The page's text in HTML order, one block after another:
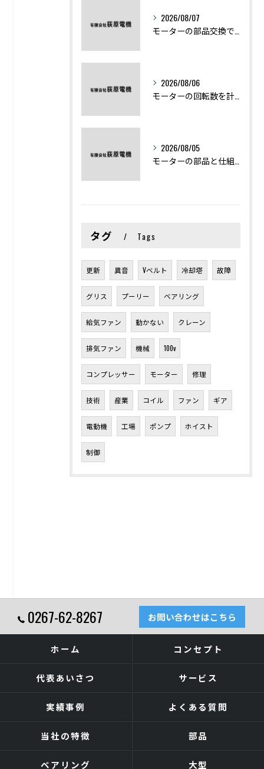
2026/08/07
2026/08/06
2026/08/05
タグ Tags
更新 異音 Vベルト 冷却塔 故障
グリス プーリー ベアリング
給気ファン 動かない クレーン
排気ファン 機械 100v
コンプレッサー モーター 修理
技術 産業 コイル ファン ギア
電動機 工場 ポンプ ホイスト
制御
0267-62-8267 お問い合わせはこちら
ホーム コンセプト
代表あいさつ サービス
実績事例 よくある質問
当社の特徴 部品
ベアリング 大型